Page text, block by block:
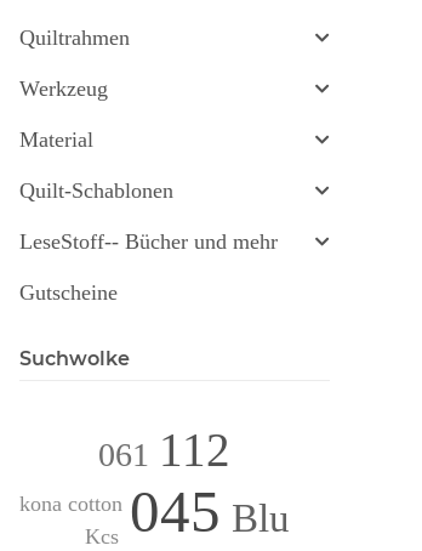
Quiltrahmen
Werkzeug
Material
Quilt-Schablonen
LeseStoff-- Bücher und mehr
Gutscheine
Suchwolke
045
112
Blu
061
Kcs
kona cotton